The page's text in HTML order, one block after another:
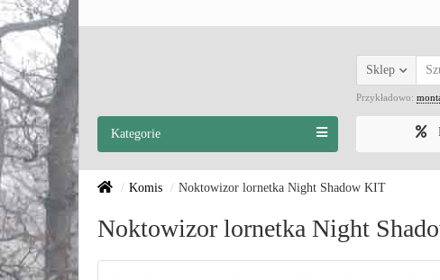
Sklep
Przykładowo:
Kategorie
Komis Noktowizor lornetka Night Shadow KIT
Noktowizor lornetka Night